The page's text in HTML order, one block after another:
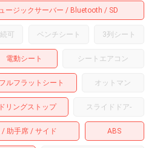
ージックサーバー Bluetooth SD
可 ベンチシート 3列シート
電動シート シートエアコン
フルフラットシート オットマン
リングストップ スライドドア-
助手席 サイド ABS